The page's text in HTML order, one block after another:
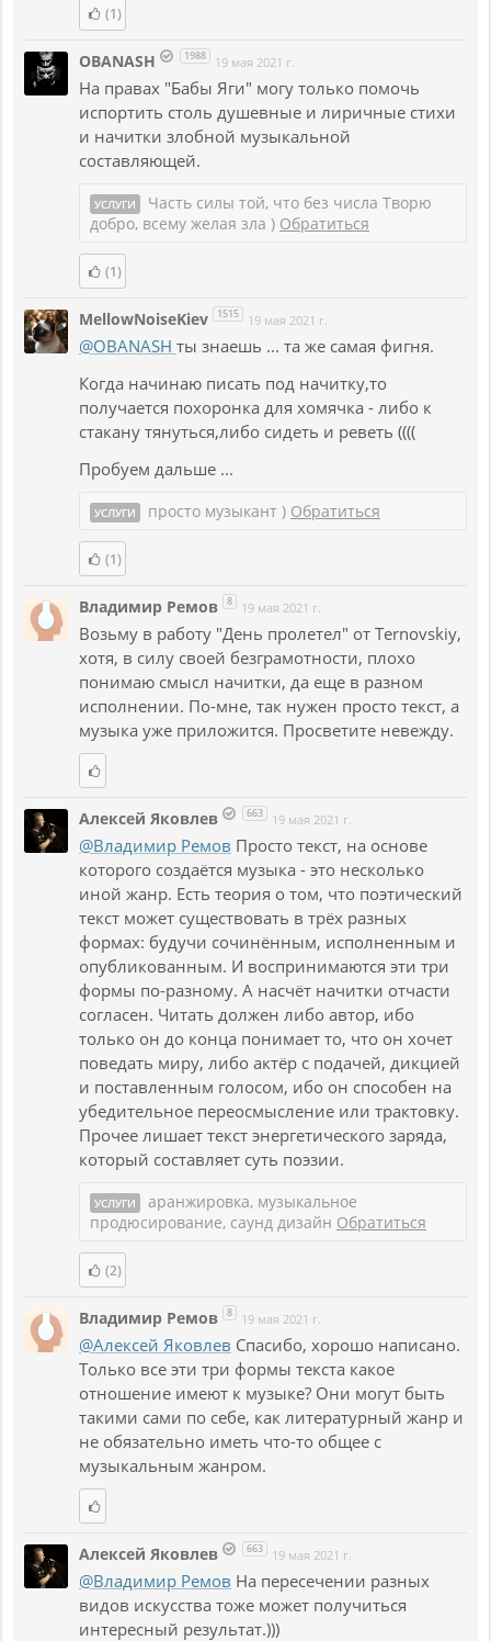
(1)
OBANASH 1988 19 мая 2021 г.
На правах "Бабы Яги" могу только помочь
испортить столь душевные и лиричные стихи
и начитки злобной музыкальной
составляющей.
УСЛУГИ
Часть силы той, что без числа Творю
добро, всему желая зла ) Обратиться
(1)
MellowNoiseKiev 1515 19 мая 2021 г.
@OBANASH ты знаешь ... та же самая фигня.
Когда начинаю писать под начитку,то
получается похоронка для хомячка - либо к
стакану тянуться,либо сидеть и реветь ((((
Пробуем дальше ...
УСЛУГИ просто музыкант ) Обратиться
(1)
Владимир Ремов 8 19 мая 2021 г.
Возьму в работу "День пролетел" от Ternovskiy,
хотя, в силу своей безграмотности, плохо
понимаю смысл начитки, да еще в разном
исполнении. По-мне, так нужен просто текст, а
музыка уже приложится. Просветите невежду.
Алексей Яковлев 663 19 мая 2021 г.
@Владимир Ремов Просто текст, на основе
которого создаётся музыка - это несколько
иной жанр. Есть теория о том, что поэтический
текст может существовать в трёх разных
формах: будучи сочинённым, исполненным и
опубликованным. И воспринимаются эти три
формы по-разному. А насчёт начитки отчасти
согласен. Читать должен либо автор, ибо
только он до конца понимает то, что он хочет
поведать миру, либо актёр с подачей, дикцией
и поставленным голосом, ибо он способен на
убедительное переосмысление или трактовку.
Прочее лишает текст энергетического заряда,
который составляет суть поэзии.
УСЛУГИ
аранжировка, музыкальное
продюсирование, саунд дизайн Обратиться
(2)
Владимир Ремов 8 19 мая 2021 г.
@Алексей Яковлев Спасибо, хорошо написано.
Только все эти три формы текста какое
отношение имеют к музыке? Они могут быть
такими сами по себе, как литературный жанр и
не обязательно иметь что-то общее с
музыкальным жанром.
Алексей Яковлев 663 19 мая 2021 г.
@Владимир Ремов На пересечении разных
видов искусства тоже может получиться
интересный результат.)))